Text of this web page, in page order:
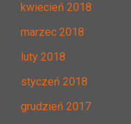
kwiecień 2018
marzec 2018
luty 2018
styczeń 2018
grudzień 2017